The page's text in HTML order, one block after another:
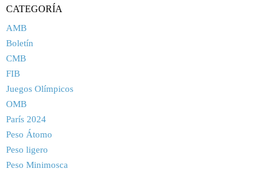
CATEGORÍA
AMB
Boletín
CMB
FIB
Juegos Olímpicos
OMB
París 2024
Peso Átomo
Peso ligero
Peso Minimosca